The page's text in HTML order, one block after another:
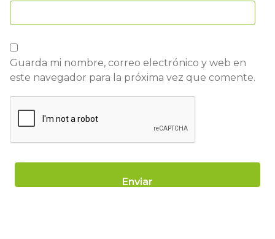
Guarda mi nombre, correo electrónico y web en
este navegador para la próxima vez que comente.